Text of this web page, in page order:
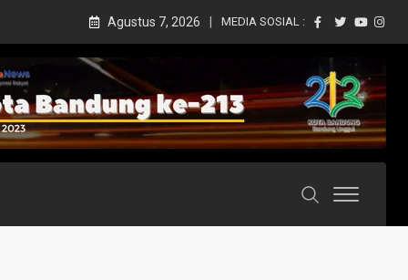
Agustus 7, 2026 MEDIA SOSIAL :